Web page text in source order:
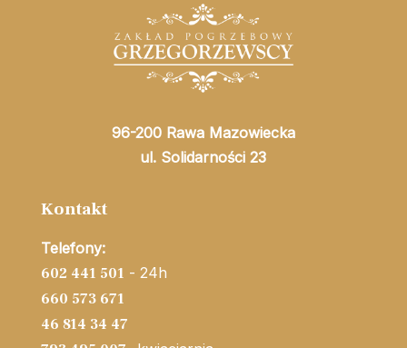
96-200 Rawa Mazowiecka
ul. Solidarności 23
Kontakt
Telefony:
602 441 501 - 24h
660 573 671
46 814 34 47